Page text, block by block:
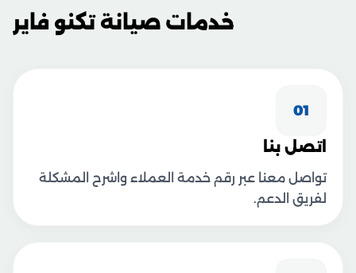
خدمات صيانة تكنو فاير
01
اتصل بنا
تواصل معنا عبر رقم خدمة العملاء واشرح المشكلة
لفريق الدعم.